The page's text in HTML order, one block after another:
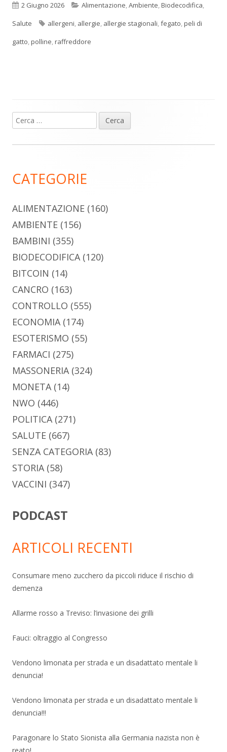
Pubblicato
2 Giugno 2026 Categorie
Alimentazione,Ambiente,Biodecodifica,
Salute
Tag
allergeni, allergie, allergie stagionali,fegato,peli di
gatto,polline,raffreddore
Barra
laterale
Ricerca
per:
CATEGORIE
ALIMENTAZIONE (160)
AMBIENTE (156)
BAMBINI (355)
BIODECODIFICA(120)
BITCOIN (14)
CANCRO (163)
CONTROLLO (555)
ECONOMIA(174)
ESOTERISMO (55)
FARMACI (275)
MASSONERIA(324)
MONETA(14)
NWO (446)
POLITICA(271)
SALUTE (667)
SENZA CATEGORIA(83)
STORIA(58)
VACCINI (347)
PODCAST
ARTICOLI RECENTI
Consumare meno zucchero da piccoli riduce il rischio di
demenza
Allarme rosso a Treviso: l’invasione dei grilli
Fauci: oltraggio al Congresso
Vendono limonata per strada e un disadattato mentale li
denuncia!
Vendono limonata per strada e un disadattato mentale li
denuncia!!!
Paragonare lo Stato Sionista alla Germania nazista non è